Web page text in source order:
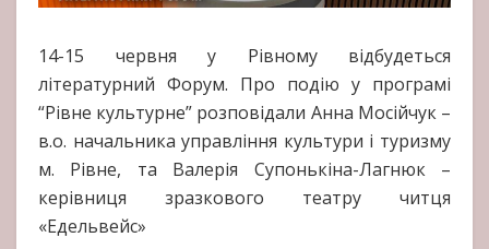
14-15 червня у Рівному відбудеться
літературний Форум. Про подію у програмі
“Рівне культурне” розповідали Анна Мосійчук –
в.о. начальника управління культури і туризму
м. Рівне, та Валерія Супонькіна-Лагнюк –
керівниця зразкового театру читця
«Едельвейс»